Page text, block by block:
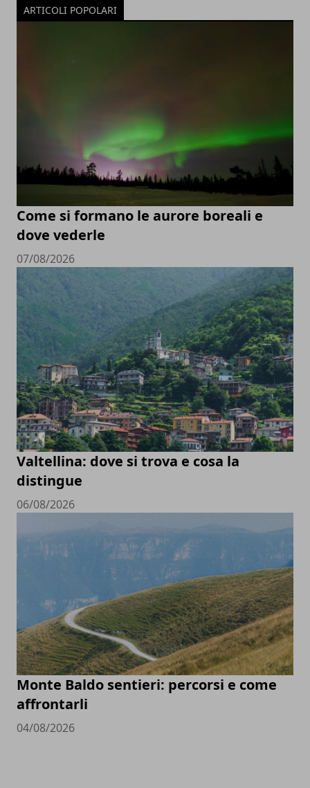
ARTICOLI POPOLARI
Come si formano le aurore boreali e
dove vederle
07/08/2026
Valtellina: dove si trova e cosa la
distingue
06/08/2026
Monte Baldo sentieri: percorsi e come
affrontarli
04/08/2026